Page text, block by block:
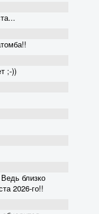
;-))
близко
2026-го!!